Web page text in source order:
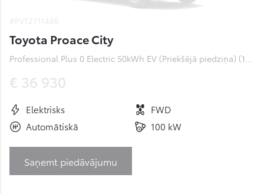
Toyota Proace City
Professional Plus 0 Electric 50kWh EV (Priekšējā piedziņa) (100 kW)
€ 36 930
Elektrisks
FWD
Automātiskā
100 kW
Saņemt piedāvājumu